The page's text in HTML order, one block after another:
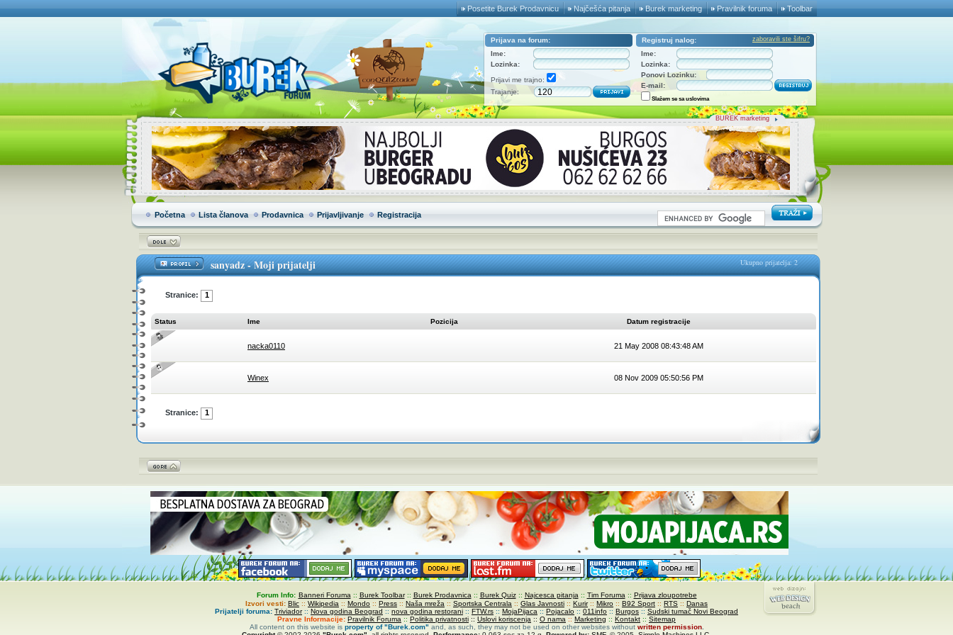
Toolbar
Pravilnik foruma
Burek marketing
Najčešća pitanja
Posetite Burek Prodavnicu
Prijava na forum:
Ime:
Lozinka:
Prijavi me trajno:
Trajanje:
Registruj nalog: zaboravili ste šifru?
Ime:
Lozinka:
Ponovi Lozinku:
E-mail:
Slažem se sa uslovima
BUREK marketing
Početna Lista članova Prodavnica Prijavljivanje Registracija
sanyadz- Moji prijatelji Ukupno prijatelja: 2
Stranice: 1
Status Ime Pozicija Datum registracije
nacka0110 21 May 2008 08:43:48 AM
Winex 08 Nov 2009 05:50:56 PM
Stranice: 1
Forum Info: Banneri Foruma :: Burek Toolbar:: Burek Prodavnica :: Burek Quiz:: Najcesca pitanja :: Tim Foruma :: Prijava zloupotrebe
Izvori vesti: Blic :: Wikipedia :: Mondo :: Press :: Naša mreža :: Sportska Centrala :: Glas Javnosti :: Kurir:: Mikro :: B92 Sport :: RTS :: Danas
Prijatelji foruma: Triviador:: Nova godina Beograd :: nova godina restorani :: FTW.rs :: MojaPijaca :: Pojacalo :: 011info :: Burgos :: Sudski tumač Novi Beograd
Pravne Informacije: Pravilnik Foruma :: Politika privatnosti :: Uslovi koriscenja :: O nama :: Marketing :: Kontakt :: Sitemap
All content on this website is property of"Burek.com" and, as such, they may not be used on other websites withoutwritten permission.